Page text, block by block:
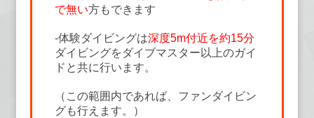
で無い方もできます
-体験ダイビングは深度5m付近を約15分
ダイビングをダイブマスター以上のガイ
ドと共に行います。
（この範囲内であれば、ファンダイビン
グも行えます。）